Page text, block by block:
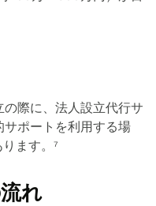
の際に、法人設立代行サ
ポートを利用する場
ます。⁷
れ